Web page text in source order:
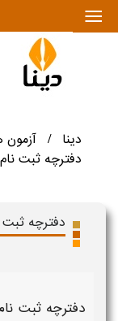
|||
دینا /
دفترچه ثبت
دفترچه
دفترچه ثبت نام